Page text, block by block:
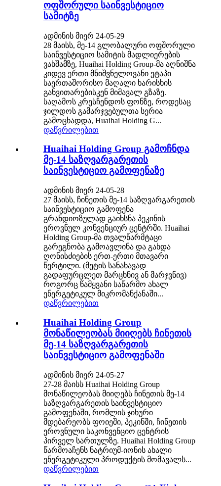
ოფშორული საინვესტიციო
სამიტზე
ადმინის მიერ 24-05-29
28 მაისს, მე-14 გლობალური ოფშორული
საინვესტიციო სამიტის მადლიერების
ვახშამზე, Huaihai Holding Group-მა აღნიშნა
კიდევ ერთი მნიშვნელოვანი ეტაპი
საერთაშორისო მაღალი ხარისხის
განვითარებისკენ მიმავალ გზაზე.
საღამოს კრესჩენდოს ფონზე, როდესაც
ჯილდოს გამარჯვებულთა სერია
გამოცხადდა, Huaihai Holding G...
დაწვრილებით
Huaihai Holding Group გამოჩნდა
მე-14 საზღვარგარეთის
საინვესტიციო გამოფენაზე
ადმინის მიერ 24-05-28
27 მაისს, ჩინეთის მე-14 საზღვარგარეთის
საინვესტიციო გამოფენა
გრანდიოზულად გაიხსნა პეკინის
ეროვნულ კონვენციურ ცენტრში. Huaihai
Holding Group-მა თვალწარმტაცი
გარეგნობა გამოავლინა და გახდა
ღონისძიების ერთ-ერთი მთავარი
წერტილი. (მეტის სანახავად
გადაფურცლეთ მარცხნივ ან მარჯვნივ)
როგორც წამყვანი საწარმო ახალ
ენერგეტიკულ მიკრომანქანაში...
დაწვრილებით
Huaihai Holding Group
მონაწილეობას მიიღებს ჩინეთის
მე-14 საზღვარგარეთის
საინვესტიციო გამოფენაში
ადმინის მიერ 24-05-27
27-28 მაისს Huaihai Holding Group
მონაწილეობას მიიღებს ჩინეთის მე-14
საზღვარგარეთის საინვესტიციო
გამოფენაში, რომლის ჯიხური
მდებარეობს ფოიეში, პეკინში, ჩინეთის
ეროვნული საკონვენციო ცენტრის
პირველ სართულზე. Huaihai Holding Group
წარმოაჩენს ნატრიუმ-იონის ახალი
ენერგეტიკული პროდუქტის მომავალს...
დაწვრილებით